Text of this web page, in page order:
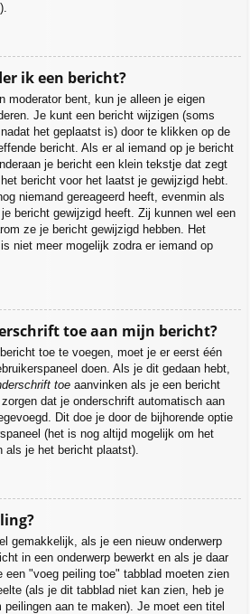
).
ik een bericht?
moderator bent, kun je alleen je eigen
Je kunt een bericht wijzigen (soms
het geplaatst is) door te klikken op de
bericht. Als er al iemand op je bericht
je bericht een klein tekstje dat zegt
bericht voor het laatst je gewijzigd hebt.
niemand gereageerd heeft, evenmin als
bericht gewijzigd heeft. Zij kunnen wel een
ze je bericht gewijzigd hebben. Het
niet meer mogelijk zodra er iemand op
toe aan mijn bericht?
toe te voegen, moet je er eerst één
doen. Als je dit gedaan hebt,
toe aanvinken als je een bericht
dat je onderschrift automatisch aan
Dit doe je door de bijhorende optie
(het is nog altijd mogelijk om het
als je het bericht plaatst).
gemakkelijk, als je een nieuw onderwerp
in een onderwerp bewerkt en als je daar
een "voeg peiling toe" tabblad moeten zien
(als je dit tabblad niet kan zien, heb je
aan te maken). Je moet een titel